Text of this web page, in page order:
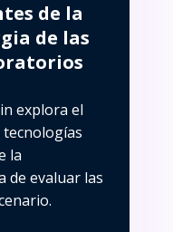
de la
de las
explora el
tecnologías
la
de evaluar las